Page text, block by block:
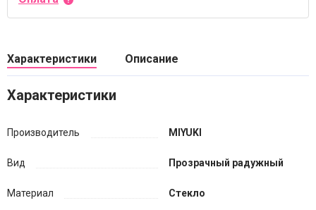
Характеристики Описание
Характеристики
Производитель MIYUKI
Вид Прозрачный радужный
Материал Стекло